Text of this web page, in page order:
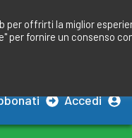
Accedi
per offrirti la miglior
per fornire un consenso